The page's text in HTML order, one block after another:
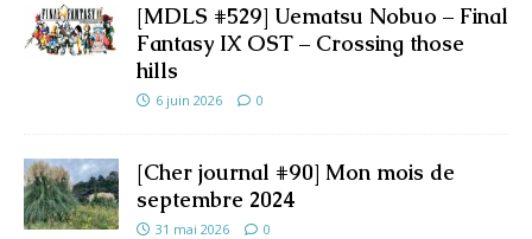
[MDLS #529] Uematsu Nobuo – Final
Fantasy IX OST – Crossing those
hills
6 juin 2026 0
[Cher journal #90] Mon mois de
septembre 2024
31 mai 2026 0